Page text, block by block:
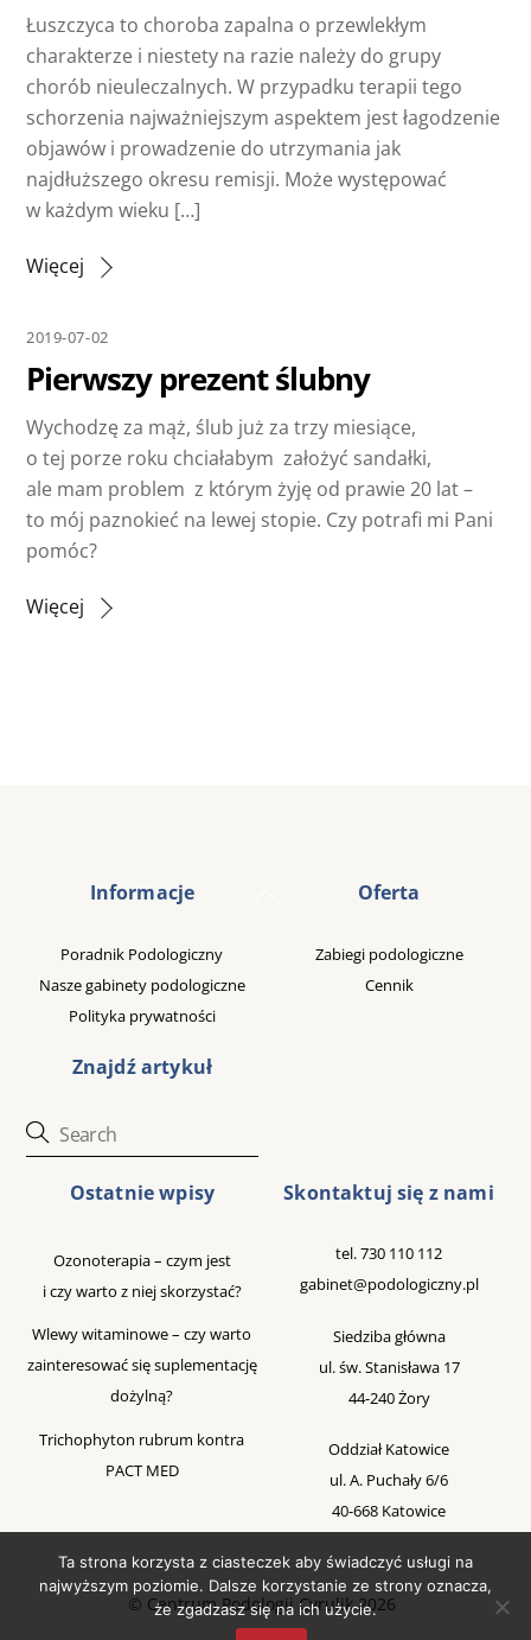
Łuszczyca to choroba zapalna o przewlekłym
charakterze i niestety na razie należy do grupy
chorób nieuleczalnych. W przypadku terapii tego
schorzenia najważniejszym aspektem jest łagodzenie
objawów i prowadzenie do utrzymania jak
najdłuższego okresu remisji. Może występować
w każdym wieku […]
Więcej
2019-07-02
Pierwszy prezent ślubny
Wychodzę za mąż, ślub już za trzy miesiące,
o tej porze roku chciałabym założyć sandałki,
ale mam problem z którym żyję od prawie 20 lat –
to mój paznokieć na lewej stopie. Czy potrafi mi Pani
pomóc?
Więcej
Informacje
Poradnik Podologiczny
Nasze gabinety podologiczne
Polityka prywatności
Znajdź artykuł
Oferta
Zabiegi podologiczne
Cennik
Ostatnie wpisy
Ozonoterapia – czym jest
i czy warto z niej skorzystać?
Wlewy witaminowe – czy warto
zainteresować się suplementację
dożylną?
Trichophyton rubrum kontra
PACT MED
Skontaktuj się z nami
tel.730 110 112
gabinet@podologiczny.pl
Siedziba główna
ul. św. Stanisława 17
44-240 Żory
Oddział Katowice
ul. A. Puchały 6/6
40-668 Katowice
© Centrum Podologii Cyrulik2026
Ta strona korzysta z ciasteczek aby świadczyć usługi na
najwyższym poziomie. Dalsze korzystanie ze strony oznacza,
że zgadzasz się na ich użycie.